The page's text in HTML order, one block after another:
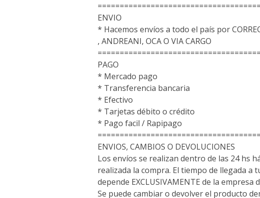
ENVIO
* Hacemos envíos a todo el país por
, ANDREANI, OCA O VIA CARGO
PAGO
* Mercado pago
* Transferencia bancaria
* Efectivo
* Tarjetas débito o crédito
* Pago facil / Rapipago
ENVIOS, CAMBIOS O DEVOLUCIONES
Los envíos se realizan dentro de las 24 hs
realizada la compra. El tiempo de llegada a
depende EXCLUSIVAMENTE de la empresa
Se puede cambiar o devolver el producto